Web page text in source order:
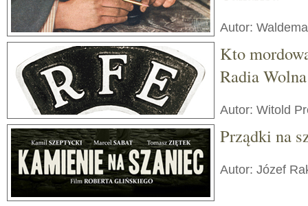
Autor:
Kto
Radia
Autor: Witold
Prządki na
Autor: Józef